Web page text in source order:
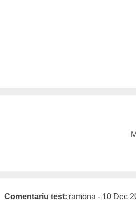
Comentariu test: ramona - 10 Dec